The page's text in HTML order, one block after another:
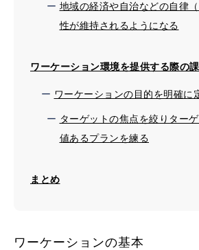
地域の経済や自治などの自律
性が維持されるようになる
ワーケーション環境を提供する際の
ワーケーションの目的を明確に
ターゲットの焦点を絞りター
値あるプランを練る
まとめ
ワーケーションの基本